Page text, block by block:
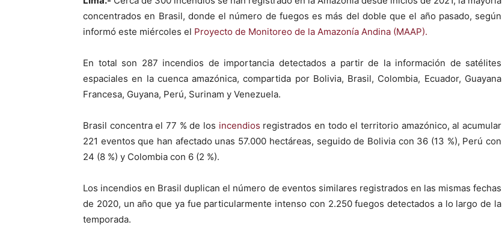
concentrados en Brasil, donde el número de fuegos es más del doble que el año pasado, según
informó este miércoles el Proyecto de Monitoreo de la Amazonía Andina (MAAP).
En total son 287 incendios de importancia detectados a partir de la información de satélites
espaciales en la cuenca amazónica, compartida por Bolivia, Brasil, Colombia, Ecuador, Guayana
Francesa, Guyana, Perú, Surinam y Venezuela.
Brasil concentra el 77 % de los incendios registrados en todo el territorio amazónico, al acumular
221 eventos que han afectado unas 57.000 hectáreas, seguido de Bolivia con 36 (13 %), Perú con
24 (8 %) y Colombia con 6 (2 %).
Los incendios en Brasil duplican el número de eventos similares registrados en las mismas fechas
de 2020, un año que ya fue particularmente intenso con 2.250 fuegos detectados a lo largo de la
temporada.